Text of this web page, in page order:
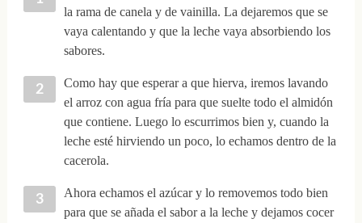
la rama de canela y de vainilla. La dejaremos que se
vaya calentando y que la leche vaya absorbiendo los
sabores.
Como hay que esperar a que hierva, iremos lavando
el arroz con agua fría para que suelte todo el almidón
que contiene. Luego lo escurrimos bien y, cuando la
leche esté hirviendo un poco, lo echamos dentro de la
cacerola.
Ahora echamos el azúcar y lo removemos todo bien
para que se añada el sabor a la leche y dejamos cocer